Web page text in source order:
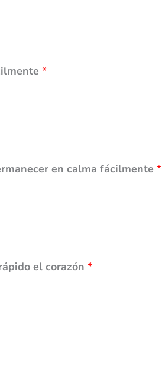
*
en calma fácilmente*
el corazón*